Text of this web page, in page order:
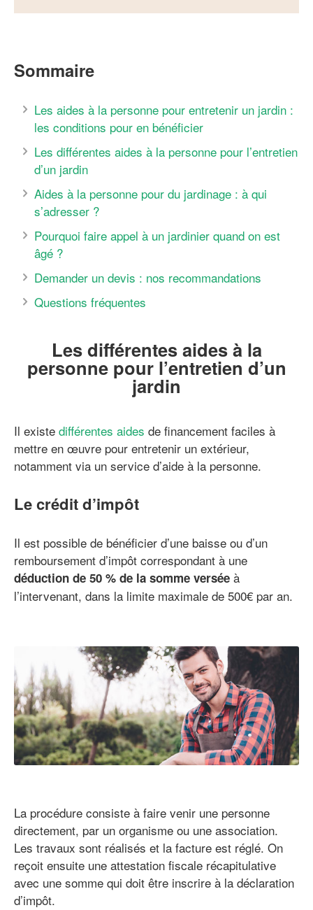
Sommaire
Les aides à la personne pour entretenir un jardin :
les conditions pour en bénéficier
Les différentes aides à la personne pour l’entretien
d’un jardin
Aides à la personne pour du jardinage : à qui
s’adresser ?
Pourquoi faire appel à un jardinier quand on est
âgé ?
Demander un devis : nos recommandations
Questions fréquentes
Les différentes aides à la
personne pour l’entretien d’un
jardin
Il existe différentes aides de financement faciles à
mettre en œuvre pour entretenir un extérieur,
notamment via un service d’aide à la personne.
Le crédit d’impôt
Il est possible de bénéficier d’une baisse ou d’un
remboursement d’impôt correspondant à une
déduction de 50 % de la somme versée à
l’intervenant, dans la limite maximale de 500€ par an.
La procédure consiste à faire venir une personne
directement, par un organisme ou une association.
Les travaux sont réalisés et la facture est réglé. On
reçoit ensuite une attestation fiscale récapitulative
avec une somme qui doit être inscrire à la déclaration
d’impôt.